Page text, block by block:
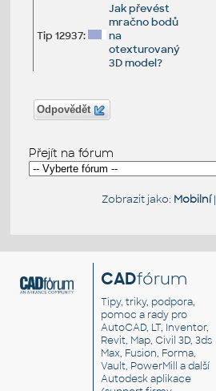
Tip 12937:
Jak převést
mračno bodů
na
otexturovaný
3D model?
Odpovědět
Přejít na fórum
Zobrazit jako: Mobilní|
CADfórum
Tipy, triky, podpora,
pomoc a rady pro
AutoCAD, LT, Inventor,
Revit, Map, Civil 3D, 3ds
Max, Fusion, Forma,
Vault, PowerMill a další
Autodesk aplikace